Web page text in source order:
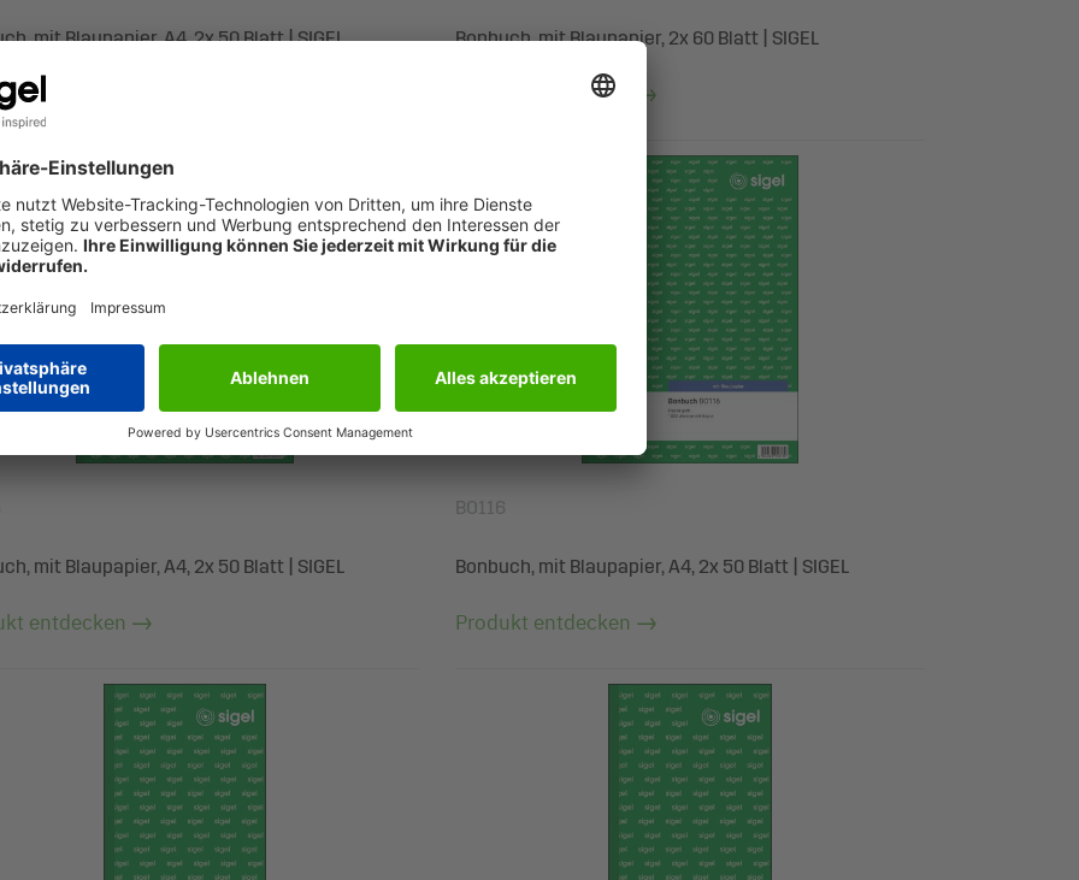
mit Blaupapier, A4, 2x 50 Blatt | SIGEL
entdecken
Bonbuch, mit Blaupapier, 2x 60 Blatt | SIGEL
Produkt entdecken
mit Blaupapier, A4, 2x 50 Blatt | SIGEL
entdecken
BO116
Bonbuch, mit Blaupapier, A4, 2x 50 Blatt | SIGEL
Produkt entdecken